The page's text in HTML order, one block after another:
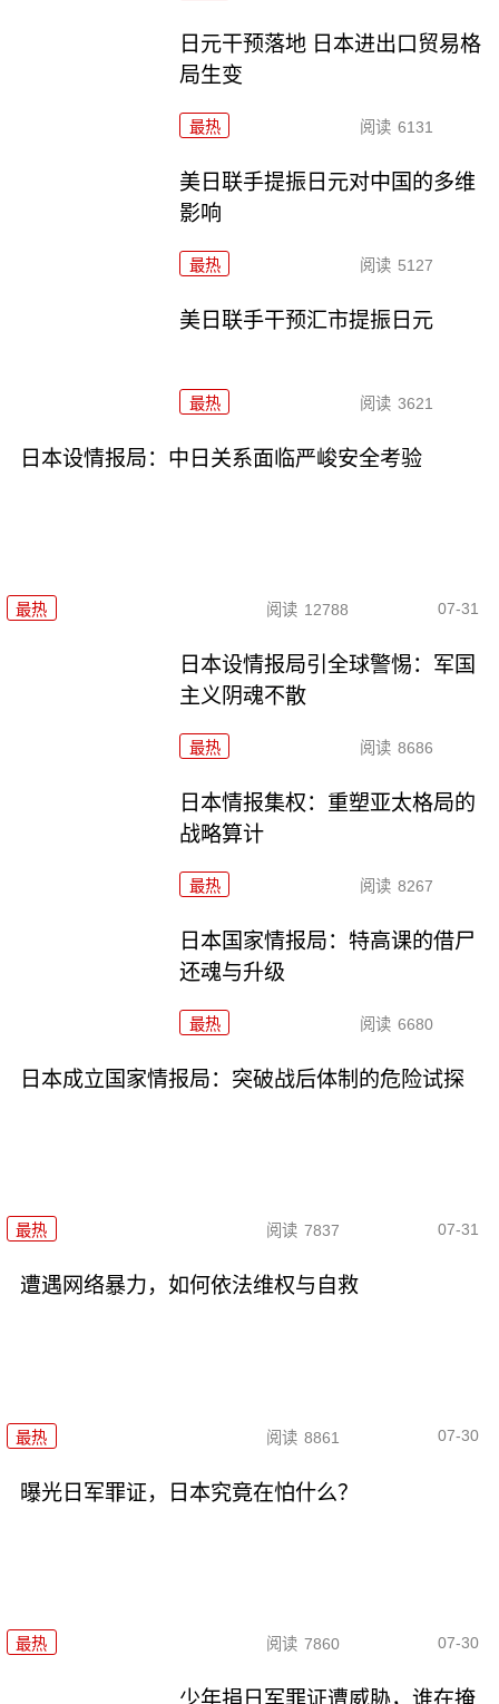
日元干预落地 日本进出口贸易格
局生变
最热 阅读 6131
美日联手提振日元对中国的多维
影响
最热 阅读 5127
美日联手干预汇市提振日元
最热 阅读 3621
日本设情报局：中日关系面临严峻安全考验
最热 阅读 12788 07-31
日本设情报局引全球警惕：军国
主义阴魂不散
最热 阅读 8686
日本情报集权：重塑亚太格局的
战略算计
最热 阅读 8267
日本国家情报局：特高课的借尸
还魂与升级
最热 阅读 6680
日本成立国家情报局：突破战后体制的危险试探
最热 阅读 7837 07-31
遭遇网络暴力，如何依法维权与自救
最热 阅读 8861 07-30
曝光日军罪证，日本究竟在怕什么？
最热 阅读 7860 07-30
少年捐日军罪证遭威胁，谁在掩